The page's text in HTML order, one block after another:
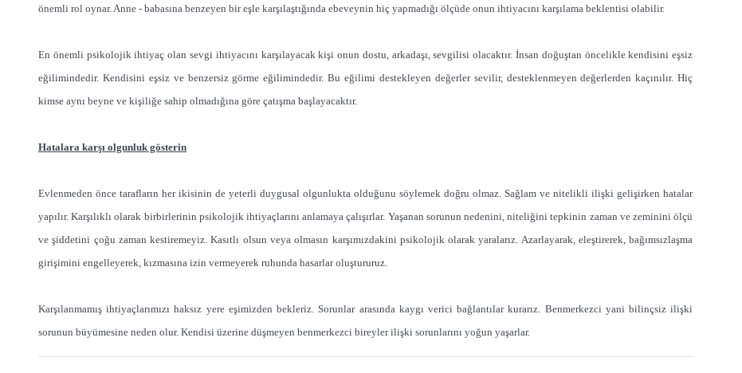
önemli rol oynar. Anne - babasına benzeyen bir eşle karşılaştığında ebeveynin hiç yapmadığı ölçüde onun ihtiyacını karşılama beklentisi olabilir.
En önemli psikolojik ihtiyaç olan sevgi ihtiyacını karşılayacak kişi onun dostu, arkadaşı, sevgilisi olacaktır. İnsan doğuştan öncelikle kendisini eşsiz
eğilimindedir. Kendisini eşsiz ve benzersiz görme eğilimindedir. Bu eğilimi destekleyen değerler sevilir, desteklenmeyen değerlerden kaçınılır. Hiç
kimse aynı beyne ve kişiliğe sahip olmadığına göre çatışma başlayacaktır.
Hatalara karşı olgunluk gösterin
Evlenmeden önce tarafların her ikisinin de yeterli duygusal olgunlukta olduğunu söylemek doğru olmaz. Sağlam ve nitelikli ilişki gelişirken hatalar
yapılır. Karşılıklı olarak birbirlerinin psikolojik ihtiyaçlarını anlamaya çalışırlar. Yaşanan sorunun nedenini, niteliğini tepkinin zaman ve zeminini ölçü
ve şiddetini çoğu zaman kestiremeyiz. Kasıtlı olsun veya olmasın karşımızdakini psikolojik olarak yaralarız. Azarlayarak, eleştirerek, bağımsızlaşma
girişimini engelleyerek, kızmasına izin vermeyerek ruhunda hasarlar oluştururuz.
Karşılanmamış ihtiyaçlarımızı haksız yere eşimizden bekleriz. Sorunlar arasında kaygı verici bağlantılar kurarız. Benmerkezci yani bilinçsiz ilişki
sorunun büyümesine neden olur. Kendisi üzerine düşmeyen benmerkezci bireyler ilişki sorunlarını yoğun yaşarlar.